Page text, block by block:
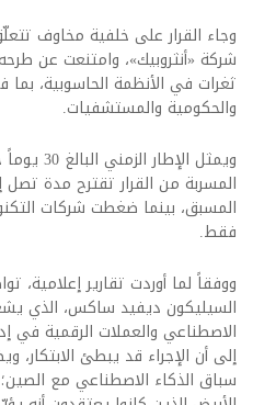
وجاء القرار على خلفية مخاوف
شركة «أنثروبيك»، وامتنعت عن
ثغرات في الأنظمة الحاسوبية، بما
والحكومية والمستشفيات.
ويمثل
فقط.
ووفقاً لما أوردت تقارير إعلامية،
السيليكون ديفيد ساكس، الذي
الاصطناعي والعملات الرقمية في
إلى أن الإجراء قد يبطئ الابتكار،
سباق الذكاء الاصطناعي مع